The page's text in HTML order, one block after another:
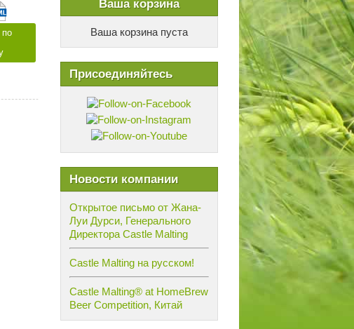
Ваша корзина
Ваша корзина пуста
Присоединяйтесь
Новости компании
Открытое письмо от Жана-
Луи Дурси, Генерального
Директора Castle Malting
Castle Malting на русском!
Castle Malting® at HomeBrew
Beer Competition, Китай
по